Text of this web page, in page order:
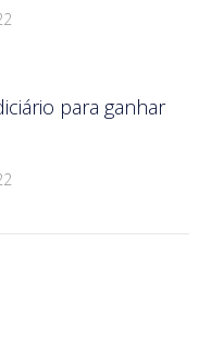
para ganhar